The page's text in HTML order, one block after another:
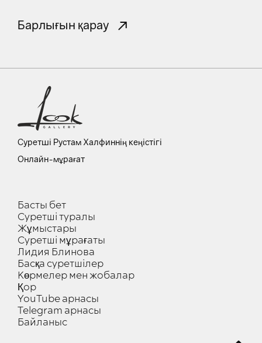
Барлығын қарау
Суретші Рустам Халфиннің кеңістігі
Онлайн-мұрағат
Басты бет
Суретші туралы
Жұмыстары
Суретші мұрағаты
Лидия Блинова
Басқа суретшілер
Көрмелер мен жобалар
Қор
YouTube арнасы
Telegram арнасы
Байланыс